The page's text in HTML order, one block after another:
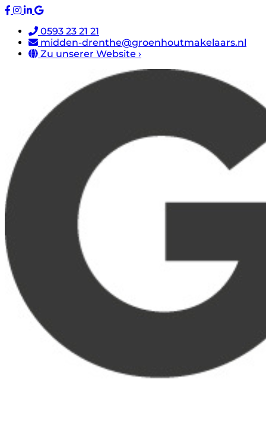
0593 23 21 21
midden-drenthe@groenhoutmakelaars.nl
Zu unserer Website ›